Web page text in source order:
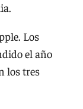
Los
el año
los tres